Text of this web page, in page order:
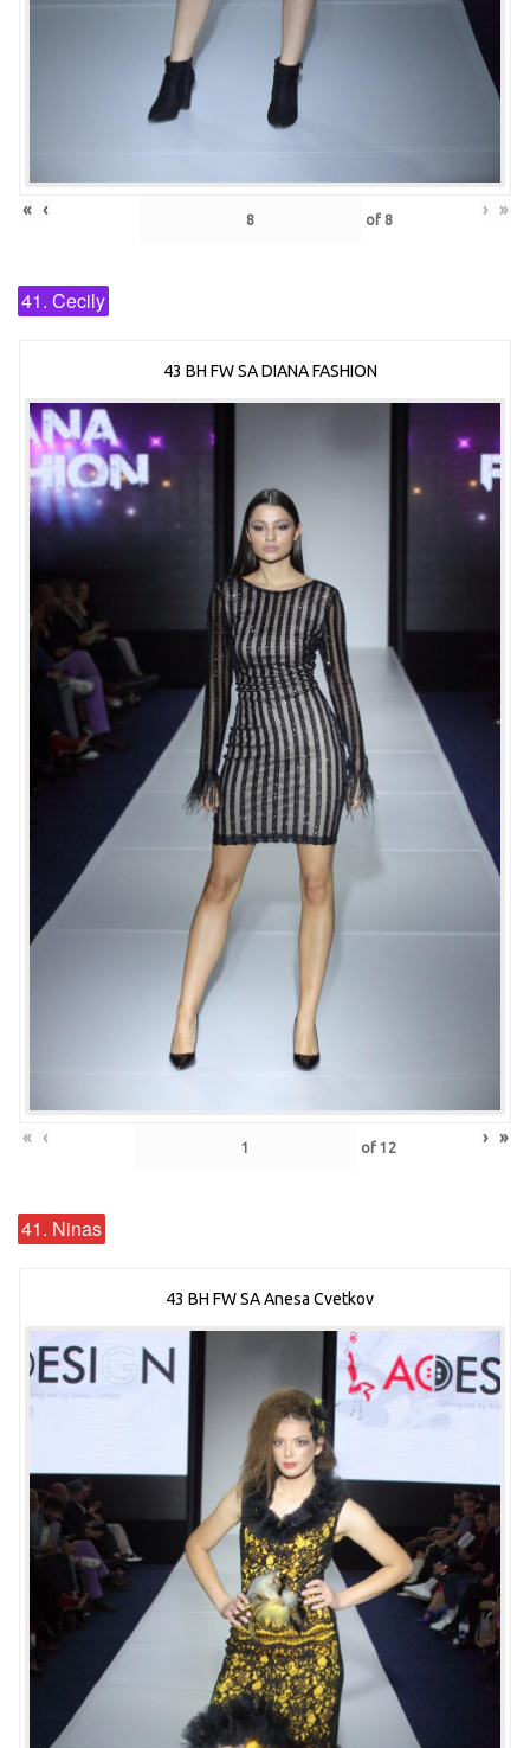
« ‹ of 8 › »
41. Cecily
43 BH FW SA DIANA FASHION
« ‹ of 12 › »
41. Ninas
43 BH FW SA Anesa Cvetkov